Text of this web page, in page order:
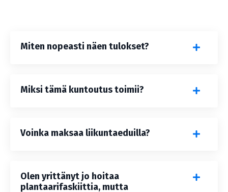
Miten nopeasti näen tulokset?
Miksi tämä kuntoutus toimii?
Voinka maksaa liikuntaeduilla?
Olen yrittänyt jo hoitaa
plantaarifaskiittia, mutta